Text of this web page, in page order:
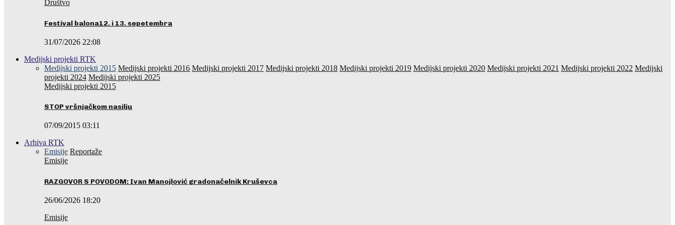
Društvo
Festival balona12. i 13. sepetembra
31/07/2026 22:08
Medijski projekti RTK
Medijski projekti 2015 Medijski projekti 2016 Medijski projekti 2017 Medijski projekti 2018 Medijski projekti 2019 Medijski projekti 2020 Medijski projekti 2021 Medijski projekti 2022 Medijski
projekti 2024 Medijski projekti 2025
Medijski projekti 2015
STOP vršnjačkom nasilju
07/09/2015 03:11
Arhiva RTK
Emisije Reportaže
Emisije
RAZGOVOR S POVODOM: Ivan Manojlović gradonačelnik Kruševca
26/06/2026 18:20
Emisije